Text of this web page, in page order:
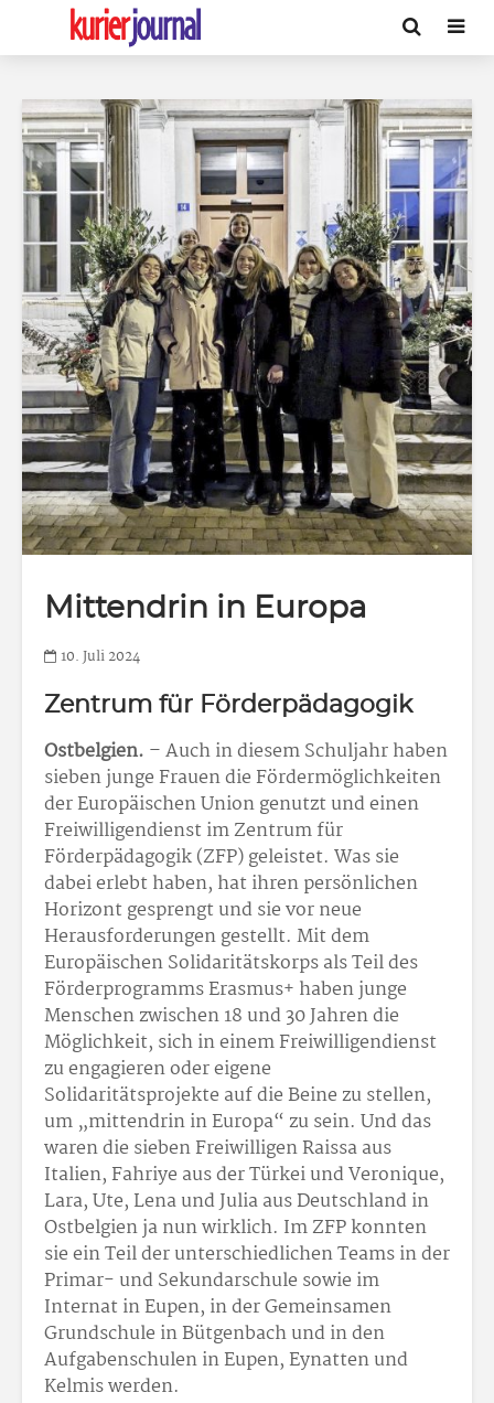
Mittendrin in Europa
10. Juli 2024
Zentrum für Förderpädagogik
Ostbelgien. – Auch in diesem Schuljahr haben
sieben junge Frauen die Fördermöglichkeiten
der Europäischen Union genutzt und einen
Freiwilligendienst im Zentrum für
Förderpädagogik (ZFP) geleistet. Was sie
dabei erlebt haben, hat ihren persönlichen
Horizont gesprengt und sie vor neue
Herausforderungen gestellt. Mit dem
Europäischen Solidaritätskorps als Teil des
Förderprogramms Erasmus+ haben junge
Menschen zwischen 18 und 30 Jahren die
Möglichkeit, sich in einem Freiwilligendienst
zu engagieren oder eigene
Solidaritätsprojekte auf die Beine zu stellen,
um „mittendrin in Europa“ zu sein. Und das
waren die sieben Freiwilligen Raissa aus
Italien, Fahriye aus der Türkei und Veronique,
Lara, Ute, Lena und Julia aus Deutschland in
Ostbelgien ja nun wirklich. Im ZFP konnten
sie ein Teil der unterschiedlichen Teams in der
Primar- und Sekundarschule sowie im
Internat in Eupen, in der Gemeinsamen
Grundschule in Bütgenbach und in den
Aufgabenschulen in Eupen, Eynatten und
Kelmis werden.